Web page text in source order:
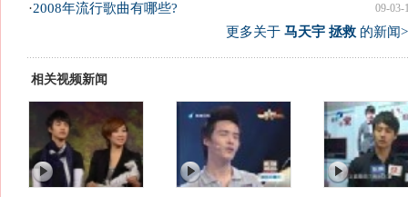
09-03-
·2008年流行歌曲有哪些?
更多关于 马天宇 拯救的新闻
相关视频新闻